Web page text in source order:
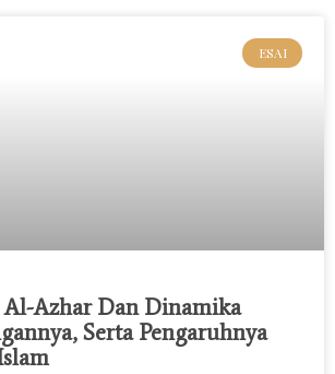
ESAI
Azhar Dan Dinamika
Serta Pengaruhnya